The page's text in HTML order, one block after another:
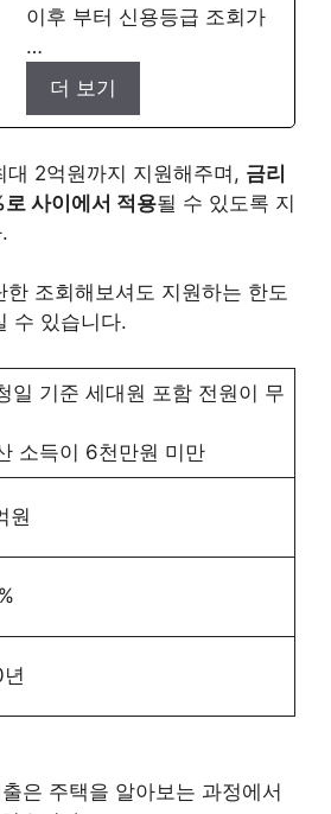
이후 부터 신용등급 조회가
…
더 보기
대 2억원까지 지원해주며, 금리
사이에서 적용될 수 있도록 지
한 조회해보셔도 지원하는 한도
수 있습니다.
일 기준 세대원 포함 전원이 무
소득이 6천만원 미만
원
은 주택을 알아보는 과정에서